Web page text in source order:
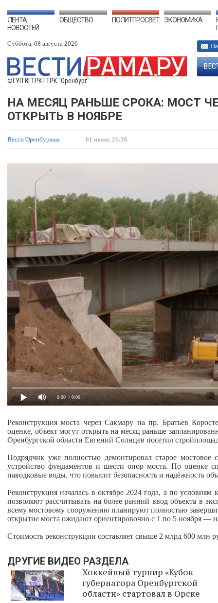
ЛЕНТА
НОВОСТЕЙ
ОБЩЕСТВО ПОЛИТПРОСВЕТ ЭКОНОМИКА
Суббота, 08 августа 2026
ФГУП ВГТРК ГТРК "Оренбург"
НА МЕСЯЦ РАНЬШЕ СРОКА: МОСТ
ОТКРЫТЬ В НОЯБРЕ
Вести Оренбуржья 01 июня, 21:36
0:00 / 0:00
Реконструкция моста через Сакмару на пр. Братьев
оценке, объект могут открыть на месяц раньше
Оренбургской области Евгений Солнцев посетил
Подрядчик уже полностью демонтировал старое мостовое
устройство фундаментов и шести опор моста. По оценке
паводковые воды, что повысит безопасность и надёжность
Реконструкция началась в октябре 2024 года, а по
позволяют рассчитывать на более ранний ввод объекта в
всему мостовому сооружению планируют полностью
открытие моста ожидают ориентировочно с 1 по 5 ноября —
Стоимость реконструкции составляет свыше 2 млрд 600 млн
ДРУГИЕ ВИДЕО РАЗДЕЛА
Хоккейный турнир «Кубок
губернатора Оренбургской
области» стартовал в Орске